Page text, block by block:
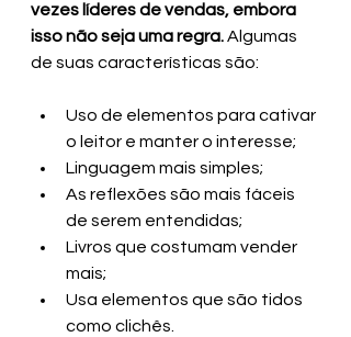
vezes líderes de vendas, embora
isso não seja uma regra. Algumas
de suas características são:
Uso de elementos para cativar
o leitor e manter o interesse;
Linguagem mais simples;
As reflexões são mais fáceis
de serem entendidas;
Livros que costumam vender
mais;
Usa elementos que são tidos
como clichês.